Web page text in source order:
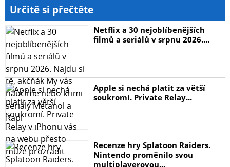
Určitě si přečtěte
Netflix a 30 nejoblíbenějších
filmů a seriálů v srpnu 2026....
Apple si nechá platit za větší
soukromí. Private Relay...
Recenze hry Splatoon Raiders.
Nintendo proměnilo svou
multiplayerovou...